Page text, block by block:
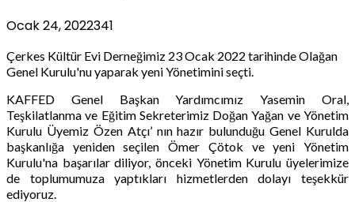
Ocak 24, 2022341
Çerkes Kültür Evi Derneğimiz 23 Ocak 2022 tarihinde Olağan
Genel Kurulu'nu yaparak yeni Yönetimini seçti.
KAFFED Genel Başkan Yardımcımız Yasemin Oral,
Teşkilatlanma ve Eğitim Sekreterimiz Doğan Yağan ve Yönetim
Kurulu Üyemiz Özen Atçı’ nın hazır bulunduğu Genel Kurulda
başkanlığa yeniden seçilen Ömer Çötok ve yeni Yönetim
Kurulu'na başarılar diliyor, önceki Yönetim Kurulu üyelerimize
de toplumumuza yaptıkları hizmetlerden dolayı teşekkür
ediyoruz.